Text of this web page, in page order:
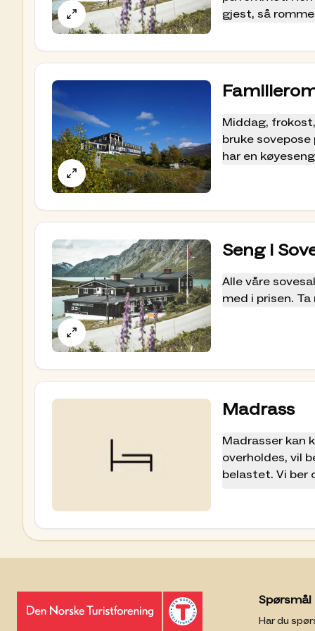
gjest, så
Middag,
har køyesenger.
Antall personer
Dersom hytta
flere på
oss dersom
Middag,
bruke
har en
flere på
Seng i
Alle våre
med i prisen.
Madrass
Madrasser kan
overholdes, vil
belastet. Vi ber
Har du